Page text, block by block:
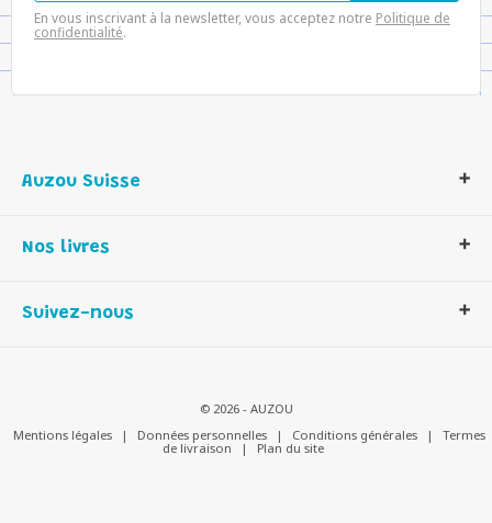
En vous inscrivant à la newsletter, vous acceptez notre Politique de
confidentialité.
Auzou Suisse
Notre histoire
Contactez-nous
Nos livres
Livres enfants
Suivez-nous
© 2026 - AUZOU
Mentions légales
| Données personnelles | Conditions générales |
Termes
de livraison
| Plan du site